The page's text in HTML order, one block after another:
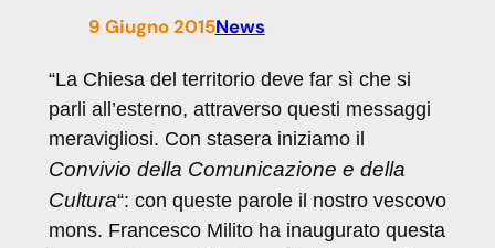
9 Giugno 2015News
“La Chiesa del territorio deve far sì che si
parli all’esterno, attraverso questi messaggi
meravigliosi. Con stasera iniziamo il
Convivio della Comunicazione e della
Cultura“: con queste parole il nostro vescovo
mons. Francesco Milito ha inaugurato questa